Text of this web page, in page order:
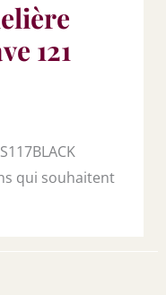
121
qui souhaitent